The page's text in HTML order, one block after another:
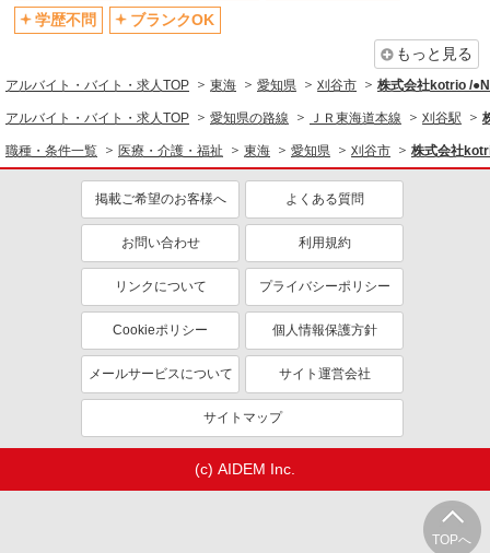
TOPへ
学歴不問
ブランクOK
もっと見る
アルバイト・バイト・求人TOP 東海 愛知県 刈谷市 株式会社kotrio /
アルバイト・バイト・求人TOP 愛知県の路線 ＪＲ東海道本線 刈谷駅
職種・条件一覧 医療・介護・福祉 東海 愛知県 刈谷市 株式会社
掲載ご希望のお客様へ よくある質問
お問い合わせ 利用規約
リンクについて プライバシーポリシー
Cookieポリシー 個人情報保護方針
メールサービスについて サイト運営会社
サイトマップ
(c) AIDEM Inc.